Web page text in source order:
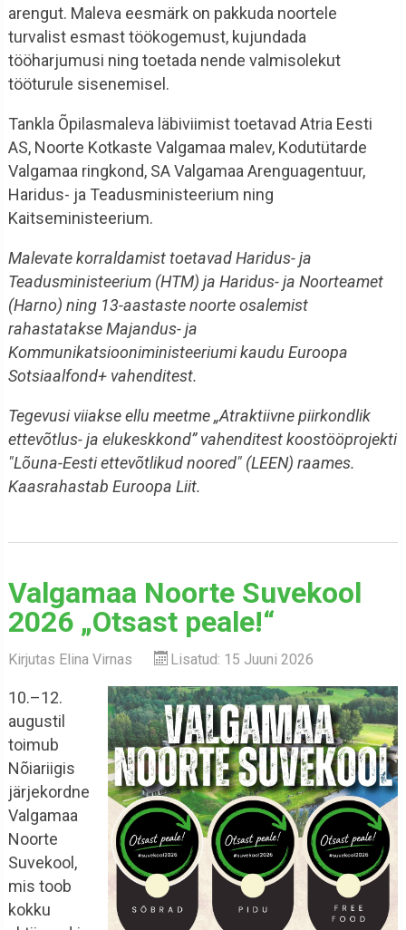
arengut. Maleva eesmärk on pakkuda noortele
turvalist esmast töökogemust, kujundada
tööharjumusi ning toetada nende valmisolekut
tööturule sisenemisel.
Tankla Õpilasmaleva läbiviimist toetavad Atria Eesti
AS, Noorte Kotkaste Valgamaa malev, Kodutütarde
Valgamaa ringkond, SA Valgamaa Arenguagentuur,
Haridus- ja Teadusministeerium ning
Kaitseministeerium.
Malevate korraldamist toetavad Haridus- ja
Teadusministeerium (HTM) ja Haridus- ja Noorteamet
(Harno) ning 13-aastaste noorte osalemist
rahastatakse Majandus- ja
Kommunikatsiooniministeeriumi kaudu Euroopa
Sotsiaalfond+ vahenditest.
Tegevusi viiakse ellu meetme „Atraktiivne piirkondlik
ettevõtlus- ja elukeskkond” vahenditest koostööprojekti
"Lõuna-Eesti ettevõtlikud noored" (LEEN) raames.
Kaasrahastab Euroopa Liit.
Valgamaa Noorte Suvekool
2026 „Otsast peale!“
Kirjutas Elina Virnas Lisatud: 15 Juuni 2026
10.–12.
augustil
toimub
Nõiariigis
järjekordne
Valgamaa
Noorte
Suvekool,
mis toob
kokku